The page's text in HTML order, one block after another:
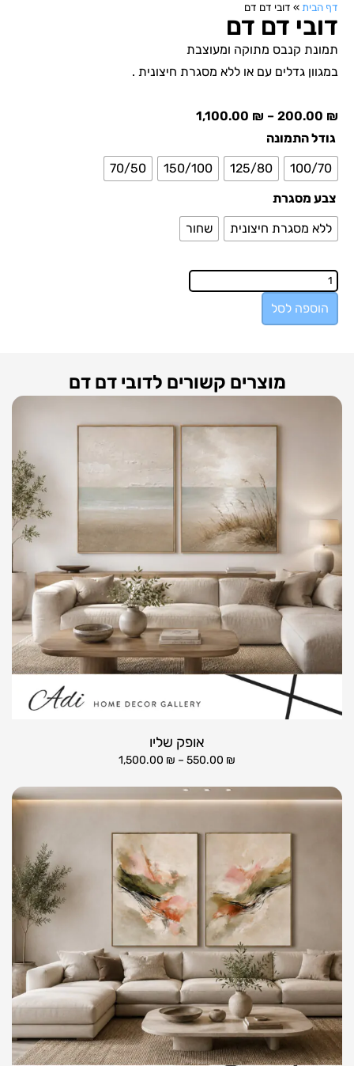
דף הבית » דובי דם דם
דובי דם דם
תמונת קנבס מתוקה ומעוצבת
במגוון גדלים עם או ללא מסגרת חיצונית .
200.00 ₪
–
1,100.00 ₪
גודל התמונה
100/70
125/80
150/100
70/50
צבע מסגרת
ללא מסגרת חיצונית
שחור
הוספה לסל
מוצרים קשורים לדובי דם דם
אופק שליו
550.00 ₪
–
1,500.00 ₪